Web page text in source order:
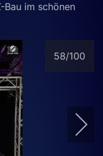
Bau im schönen
58/100